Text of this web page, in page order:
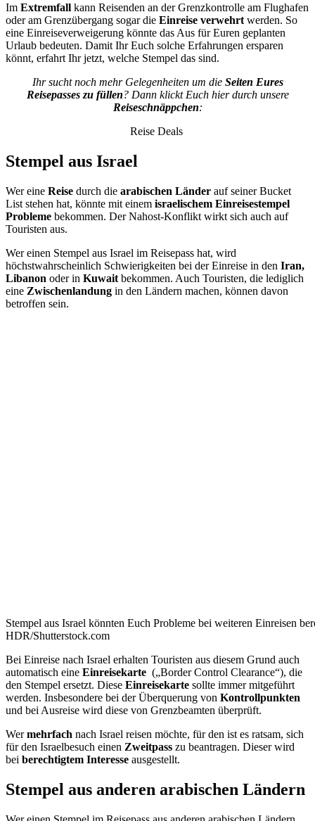
Im Extremfall kann Reisenden an der Grenzkontrolle am Flughafen
oder am Grenzübergang sogar die Einreise verwehrt werden. So
eine Einreiseverweigerung könnte das Aus für Euren geplanten
Urlaub bedeuten. Damit Ihr Euch solche Erfahrungen ersparen
könnt, erfahrt Ihr jetzt, welche Stempel das sind.
Ihr sucht noch mehr Gelegenheiten um die Seiten Eures
Reisepasses zu füllen? Dann klickt Euch hier durch unsere
Reiseschnäppchen:
Reise Deals
Stempel aus Israel
Wer eine Reise durch die arabischen Länder auf seiner Bucket
List stehen hat, könnte mit einem israelischem Einreisestempel
Probleme bekommen. Der Nahost-Konflikt wirkt sich auch auf
Touristen aus.
Wer einen Stempel aus Israel im Reisepass hat, wird
höchstwahrscheinlich Schwierigkeiten bei der Einreise in den Iran,
Libanon oder in Kuwait bekommen. Auch Touristen, die lediglich
eine Zwischenlandung in den Ländern machen, können davon
betroffen sein.
Stempel aus Israel könnten Euch Probleme bei weiteren Einreisen
HDR/Shutterstock.com
Bei Einreise nach Israel erhalten Touristen aus diesem Grund auch
automatisch eine Einreisekarte („Border Control Clearance“), die
den Stempel ersetzt. Diese Einreisekarte sollte immer mitgeführt
werden. Insbesondere bei der Überquerung von Kontrollpunkten
und bei Ausreise wird diese von Grenzbeamten überprüft.
Wermehrfach nach Israel reisen möchte, für den ist es ratsam, sich
für den Israelbesuch einen Zweitpass zu beantragen. Dieser wird
bei berechtigtem Interesse ausgestellt.
Stempel aus anderen arabischen Ländern